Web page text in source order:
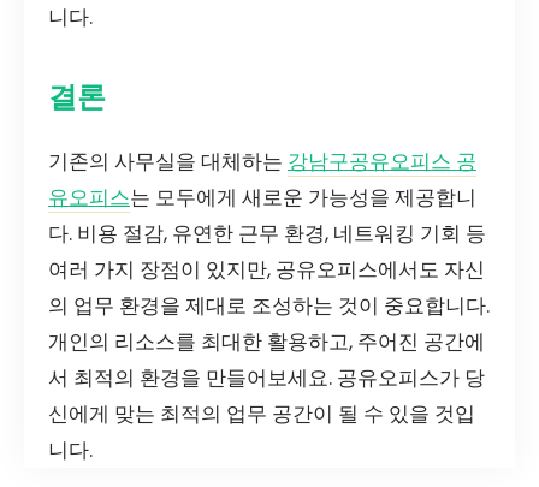
니다.
결론
기존의 사무실을 대체하는 강남구공유오피스 공
유오피스는 모두에게 새로운 가능성을 제공합니
다. 비용 절감, 유연한 근무 환경, 네트워킹 기회 등
여러 가지 장점이 있지만, 공유오피스에서도 자신
의 업무 환경을 제대로 조성하는 것이 중요합니다.
개인의 리소스를 최대한 활용하고, 주어진 공간에
서 최적의 환경을 만들어보세요. 공유오피스가 당
신에게 맞는 최적의 업무 공간이 될 수 있을 것입
니다.